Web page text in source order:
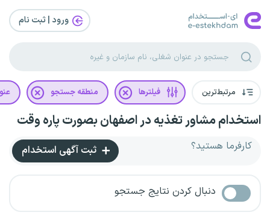
ورود | ثبت‌ نام
مرتبط‌ترین فیلترها منطقه جستجو
استخدام مشاور تغذیه در اصفهان بصورت پاره وقت
کارفرما هستید؟ ثبت آگهی استخدام
دنبال کردن نتایج جستجو